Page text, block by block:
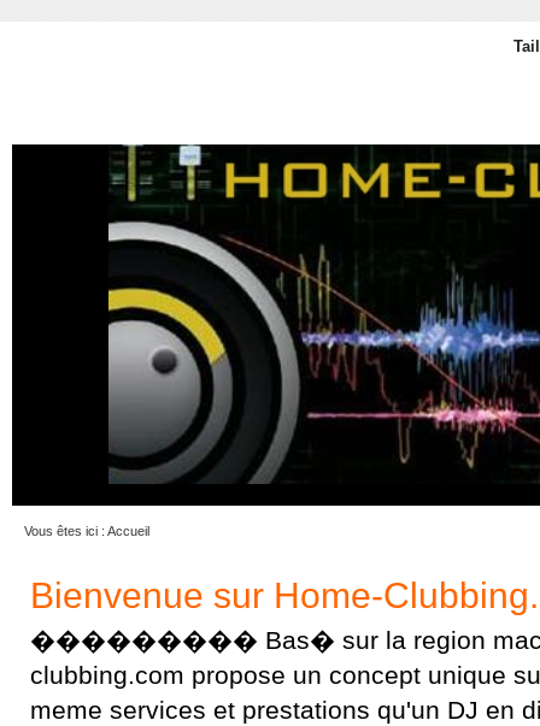
Vous êtes ici : Accueil
Bienvenue sur Home-
��������� Bas� sur la region
clubbing.com propose un concept unique
meme services et prestations qu'un DJ en